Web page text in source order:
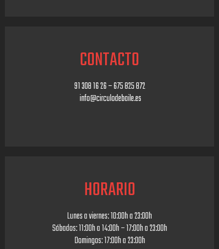
CONTACTO
91 308 16 26 – 675 825 872
info@circulodebaile.es
HORARIO
Lunes a viernes: 10:00h a 23:00h
Sábados: 11:00h a 14:00h – 17:00h a 23:00h
Domingos: 17:00h a 23:00h